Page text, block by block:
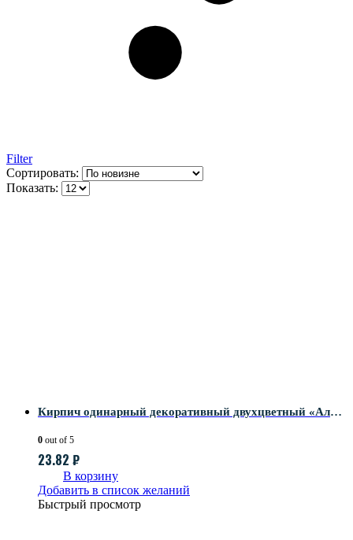
Filter
Сортировать:
Показать:
Кирпич одинарный декоративный двухцветный «Альбион» с поверхностью Риф
0 out of 5
23.82 ₽
В корзину
Добавить в список желаний
Быстрый просмотр